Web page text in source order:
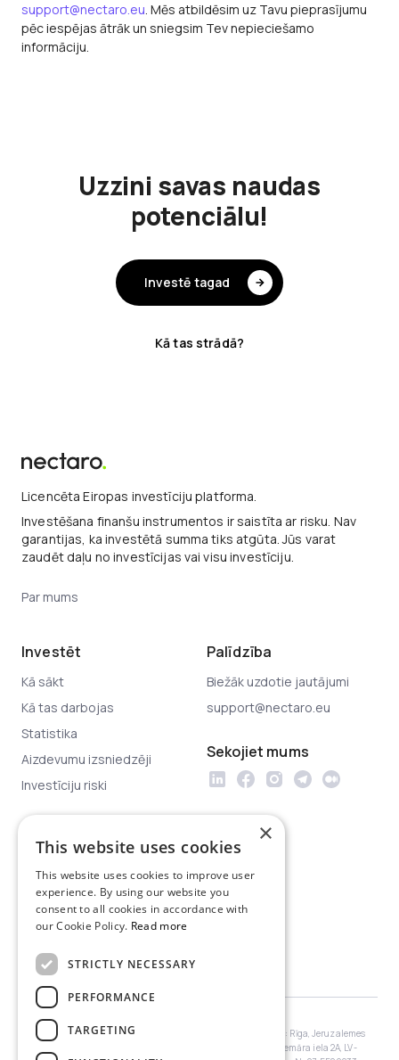
support@nectaro.eu. Mēs atbildēsim uz Tavu pieprasījumu
pēc iespējas ātrāk un sniegsim Tev nepieciešamo
informāciju.
Uzzini savas naudas
potenciālu!
Investē tagad
Kā tas strādā?
Licencēta Eiropas investīciju platforma.
Investēšana finanšu instrumentos ir saistīta ar risku. Nav
garantijas, ka investētā summa tiks atgūta. Jūs varat
zaudēt daļu no investīcijas vai visu investīciju.
Par mums
Investēt
Kā sākt
Kā tas darbojas
Statistika
Aizdevumu izsniedzēji
Investīciju riski
Palīdzība
Biežāk uzdotie jautājumi
support@nectaro.eu
Sekojiet mums
Privātuma politika
Platformas lietošanas
noteikumi
Investoru aizsardzība
Juridiskie dokumenti
SIA “Nectaro” (reģistrācijas Nr. 40203016025; juridiskā adrese: Rīga, Jeruzalemes
(adrese: Rīga, Kr. Valdemāra iela 2A, LV-
×
This website uses cookies
This website uses cookies to improve user
experience. By using our website you
consent to all cookies in accordance with
our Cookie Policy. Read more
STRICTLY NECESSARY
PERFORMANCE
TARGETING